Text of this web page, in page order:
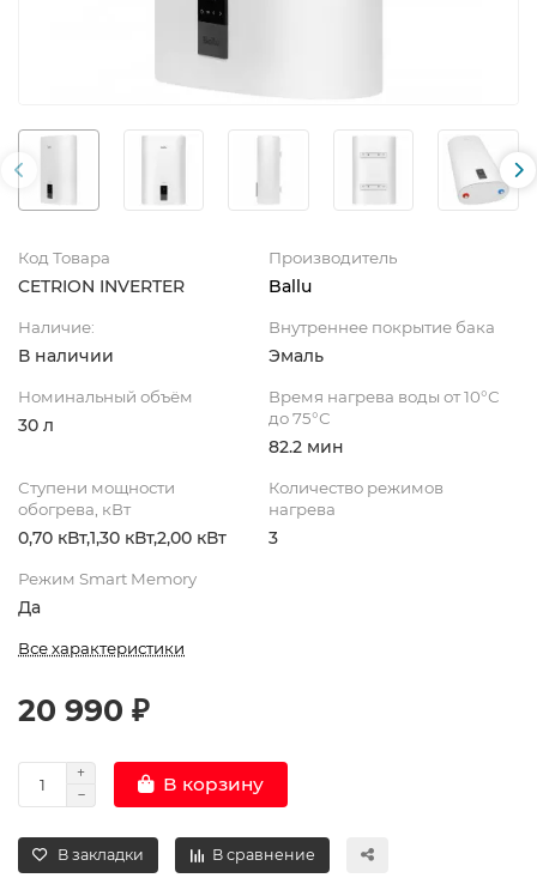
Код Товара
CETRION INVERTER
Производитель
Ballu
Наличие:
В наличии
Внутреннее покрытие бака
Эмаль
Номинальный объём
30 л
Время нагрева воды от 10°С
до 75°С
82.2 мин
Ступени мощности
обогрева, кВт
0,70 кВт,1,30 кВт,2,00 кВт
Количество режимов
нагрева
3
Режим Smart Memory
Да
Все характеристики
20 990 ₽
В корзину
В закладки В сравнение